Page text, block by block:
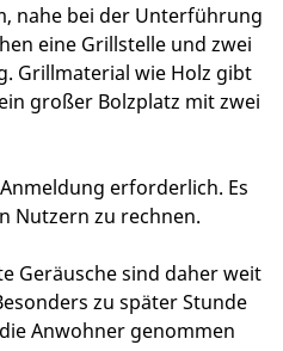
nahe bei der Unterführung
eine Grillstelle und zwei
Grillmaterial wie Holz gibt
großer Bolzplatz mit zwei
erforderlich. Es
Nutzern zu rechnen.
Geräusche sind daher weit
zu später Stunde
Anwohner genommen